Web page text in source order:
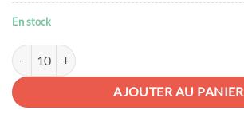
En stock
quantité de Carte postale sucreries
AJOUTER AU PANIER